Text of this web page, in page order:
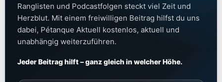
Ranglisten und Podcastfolgen steckt viel Zeit und
Herzblut. Mit einem freiwilligen Beitrag hilfst du uns
dabei, Pétanque Aktuell kostenlos, aktuell und
unabhängig weiterzuführen.
Jeder Beitrag hilft – ganz gleich in welcher Höhe.